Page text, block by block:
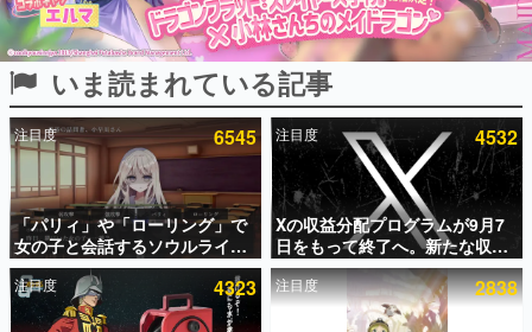
ピックアップ
電ファミのいま読まれている記事ランキング
アプリセール情報
インタビュー
連載・特集一覧
いま読まれている記事
注目度 6545
「パリィ」や「ローリング」で
女の子と会話するソウルライク
恋愛ゲーム『小早川さんはソウ
ルライク』無料公開。返事に失
敗すると「YOU DIED」
注目度 4532
Xの収益分配プログラムが9月7
日をもって終了へ。新たな収益
化制度「Original Content
Rewards Program」を発表
注目度 4323 注目度 2838